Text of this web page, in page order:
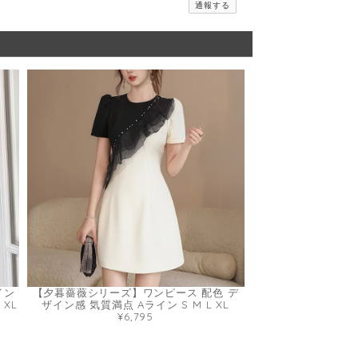
通報する
ン
【夕暮薔薇シリーズ】ワンピース 配色 デ
ザイン感 気質満点 Aライン S M L XL
¥6,795